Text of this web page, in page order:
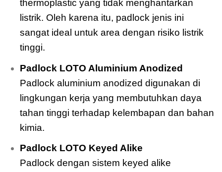
thermoplastic yang tidak menghantarkan
listrik. Oleh karena itu, padlock jenis ini
sangat ideal untuk area dengan risiko listrik
tinggi.
Padlock LOTO Aluminium Anodized
Padlock aluminium anodized digunakan di
lingkungan kerja yang membutuhkan daya
tahan tinggi terhadap kelembapan dan bahan
kimia.
Padlock LOTO Keyed Alike
Padlock dengan sistem keyed alike